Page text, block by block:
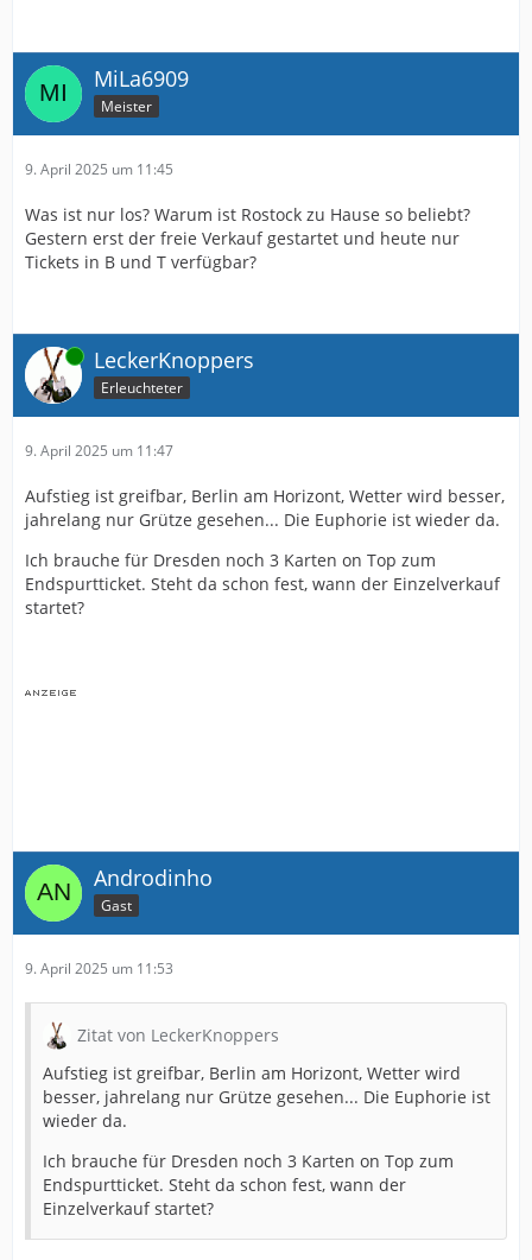
MiLa6909
Meister
9. April 2025 um 11:45
Was ist nur los? Warum ist Rostock zu Hause so beliebt?
Gestern erst der freie Verkauf gestartet und heute nur
Tickets in B und T verfügbar?
Online LeckerKnoppers
Erleuchteter
9. April 2025 um 11:47
Aufstieg ist greifbar, Berlin am Horizont, Wetter wird besser,
jahrelang nur Grütze gesehen... Die Euphorie ist wieder da.
Ich brauche für Dresden noch 3 Karten on Top zum
Endspurtticket. Steht da schon fest, wann der Einzelverkauf
startet?
Androdinho
Gast
9. April 2025 um 11:53
Zitat von LeckerKnoppers
Aufstieg ist greifbar, Berlin am Horizont, Wetter wird
besser, jahrelang nur Grütze gesehen... Die Euphorie ist
wieder da.
Ich brauche für Dresden noch 3 Karten on Top zum
Endspurtticket. Steht da schon fest, wann der
Einzelverkauf startet?